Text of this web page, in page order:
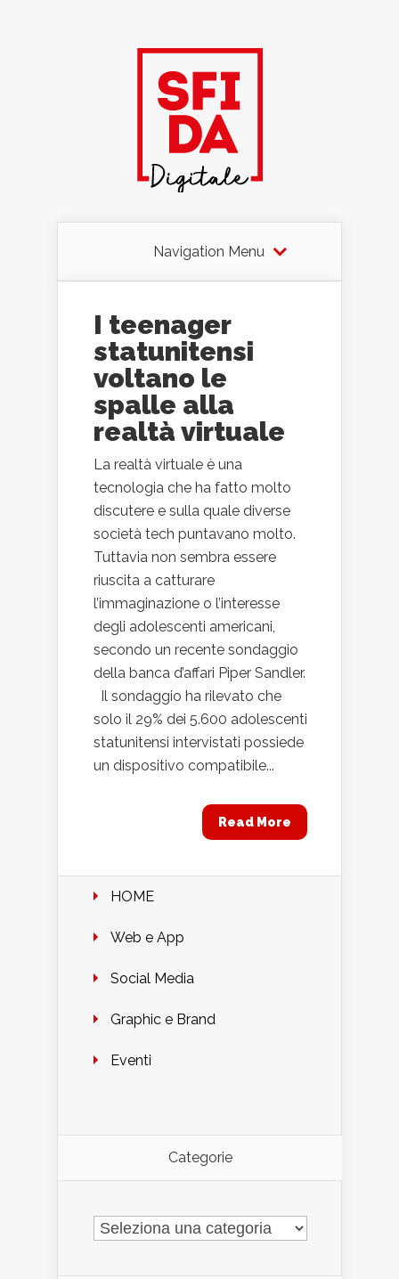
Navigation Menu
I teenager
statunitensi
voltano le
spalle alla
realtà virtuale
La realtà virtuale è una
tecnologia che ha fatto molto
discutere e sulla quale diverse
società tech puntavano molto.
Tuttavia non sembra essere
riuscita a catturare
l’immaginazione o l’interesse
degli adolescenti americani,
secondo un recente sondaggio
della banca d’affari Piper Sandler.
Il sondaggio ha rilevato che
solo il 29% dei 5.600 adolescenti
statunitensi intervistati possiede
un dispositivo compatibile...
Read More
HOME
Web e App
Social Media
Graphic e Brand
Eventi
Categorie